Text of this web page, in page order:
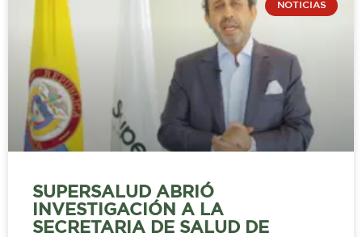
NOTICIAS
SUPERSALUD ABRIÓ
INVESTIGACIÓN A LA
SECRETARIA DE SALUD DE